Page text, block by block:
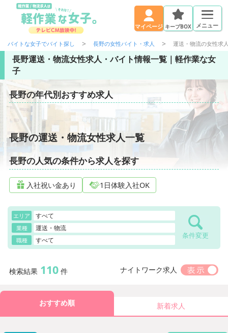
マイページ キープBOX メニュー
バイトな女子でバイト探し 長野の女性バイト・求人 運送・物流の女性求
長野運送・物流女性求人・バイト情報一覧｜軽作業な女
子
長野の年代別おすすめ求人
長野の運送・物流女性求人一覧
長野の人気の条件から求人を探す
入社祝い金あり 1日体験入社OK
エリア すべて
業種 運送・物流
職種 すべて 条件変更
検索結果 110 件 ナイトワーク求人
おすすめ順 新着求人